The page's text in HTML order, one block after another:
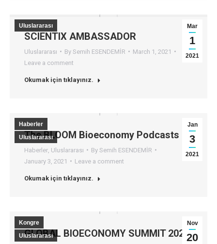
Mar
1
2021
Uluslararası
SCIENTIX AMBASSADOR
Uluslararası By Semih ESENDEMİR
March 1, 2021
Leave a comment
Okumak için tıklayınız.
Jan
3
2021
Haberler
Uluslararası
The BLOOM Bioeconomy Podcasts
Haberler Uluslararası By Semih ESENDEMİR
January 3, 2021
Leave a comment
Okumak için tıklayınız.
Nov
20
Kongre
Uluslararası
GLOBAL BIOECONOMY SUMMIT 2020